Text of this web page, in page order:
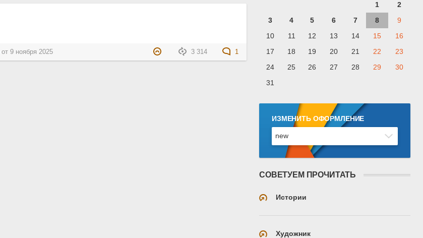
3 314 1
от9 ноября 2025
1
2
3
4 5 6 7 8
9
10
11 12 13 14 15
16
17
18 19 20 21 22
23
24
25 26 27 28 29
30
31
ИЗМЕНИТЬ ОФОРМЛЕНИЕ
СОВЕТУЕМ ПРОЧИТАТЬ
Истории
Художник